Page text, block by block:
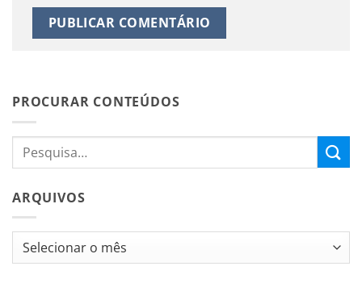
PROCURAR CONTEÚDOS
ARQUIVOS
Arquivos